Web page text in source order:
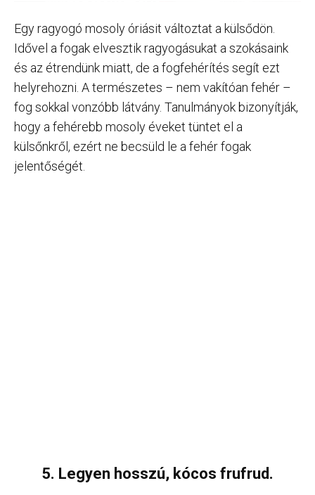
Egy ragyogó mosoly óriásit változtat a külsődön.
Idővel a fogak elvesztik ragyogásukat a szokásaink
és az étrendünk miatt, de a fogfehérítés segít ezt
helyrehozni. A természetes – nem vakítóan fehér –
fog sokkal vonzóbb látvány. Tanulmányok bizonyítják,
hogy a fehérebb mosoly éveket tüntet el a
külsőnkről, ezért ne becsüld le a fehér fogak
jelentőségét.
5. Legyen hosszú, kócos frufrud.